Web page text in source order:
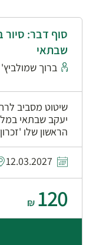
סוף דבר:
שבתאי
ברוך שמולביץ'
שיטוט מסביב
יעקב שבתאי
הראשון שלו
12.03.2027
120
₪